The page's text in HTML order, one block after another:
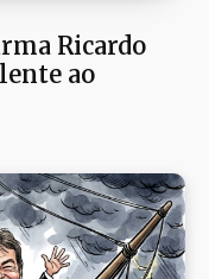
Ricardo
ao